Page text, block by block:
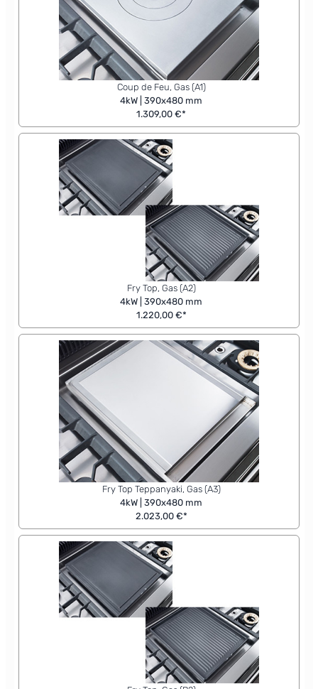
Coup de Feu, Gas (A1)
4kW | 390x480 mm
1.309,00 €*
Fry Top, Gas (A2)
4kW | 390x480 mm
1.220,00 €*
Fry Top Teppanyaki, Gas (A3)
4kW | 390x480 mm
2.023,00 €*